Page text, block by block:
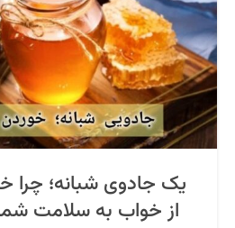
یک جادوی شبانه؛
از خواب به سلامت